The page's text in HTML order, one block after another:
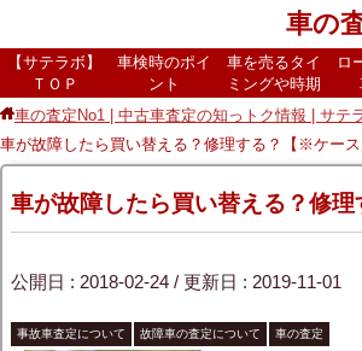
車の
【サテラボ】
ＴＯＰ
車検時のポイ
ント
車を売るタイ
ミングや時期
ロ
車の査定No1 | 中古車査定の知っトク情報 | サテ
車が故障したら買い替える？修理する？【※ケース
車が故障したら買い替える？修
公開日 : 2018-02-24/ 更新日 : 2019-11-01
事故車査定について 故障車の査定について 車の査定